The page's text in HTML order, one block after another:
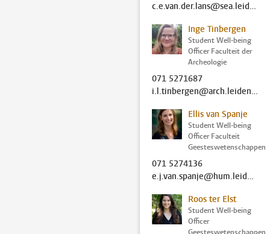
c.e.van.der.lans@sea.leidenuniv.nl
Inge Tinbergen
Student Well-being
Officer Faculteit der
Archeologie
071 5271687
i.l.tinbergen@arch.leidenuniv.nl
Ellis van Spanje
Student Well-being
Officer Faculteit
Geesteswetenschappen
071 5274136
e.j.van.spanje@hum.leidenuniv.nl
Roos ter Elst
Student Well-being
Officer